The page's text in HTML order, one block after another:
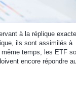
à la réplique exacte
ils sont assimilés à
temps, les ETF
encore répondre